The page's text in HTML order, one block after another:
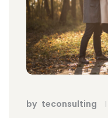
by teconsulting